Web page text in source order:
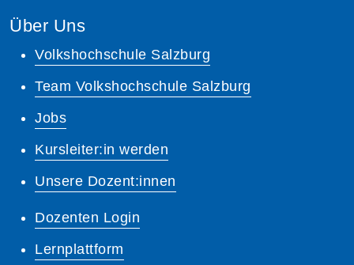
Über Uns
Volkshochschule Salzburg
Team Volkshochschule Salzburg
Jobs
Kursleiter:in werden
Unsere Dozent:innen
Dozenten Login
Lernplattform